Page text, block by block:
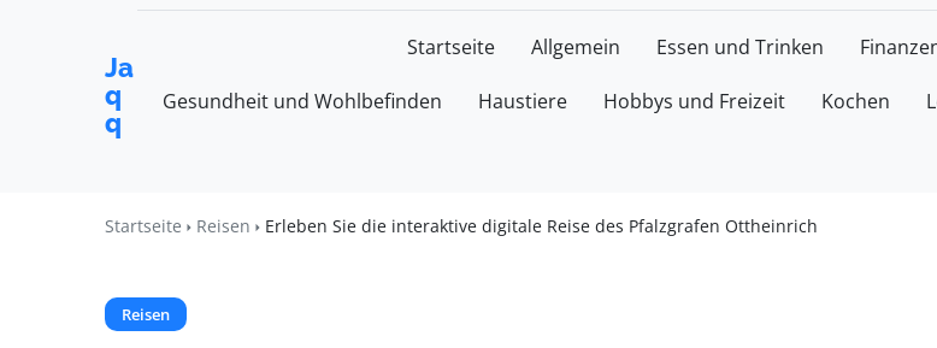
Ja
q
q
Startseite Allgemein Essen und Trinken
Gesundheit und Wohlbefinden Haustiere Hobbys und Freizeit Kochen
Startseite Reisen Erleben Sie die interaktive digitale Reise des Pfalzgrafen Ottheinrich
Reisen